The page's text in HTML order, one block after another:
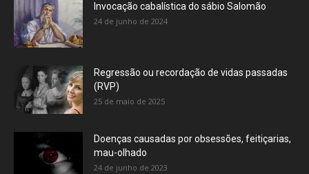
Invocação cabalística do sábio Salomão
24 de junho de 2024
Regressão ou recordação de vidas passadas
(RVP)
25 de maio de 2025
Doenças causadas por obsessões, feitiçarias,
mau-olhado
24 de junho de 2023